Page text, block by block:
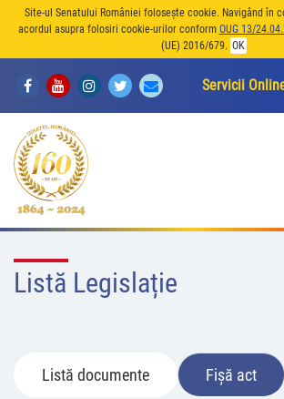
Site-ul Senatului României folosește cookie. Navigând în
acordul asupra folosiri cookie-urilor conform OUG 13/
(UE) 2016/679. OK
Servicii
Listă Legislație
Listă documente Fișă act